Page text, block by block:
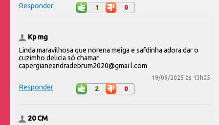
Responder 1 0
Kp mg
Linda maravilhosa que norena meiga e safdinha adora dar o
cuzimho delicia só chamar
capergianeandradebrum2020@gmai l.com
19/09/2025 às 13h05
Responder 2 0
20 CM